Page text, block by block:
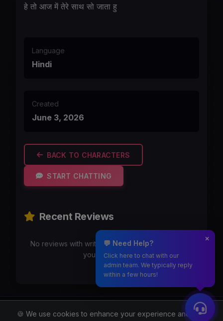
हे तो आज में तेरे साथ सो जाता हु
Language
Hindi
Created
June 3, 2026
BACK TO CHARACTERS
START CHATTING
Recent Reviews
No reviews with writeups yet. Be the first to share
your experience!
Moothmaro.com
🍪 We use cookies to enhance your experience and for
💬 Need Help?
Click here to chat with our
admin team. We typically reply
within a few hours!